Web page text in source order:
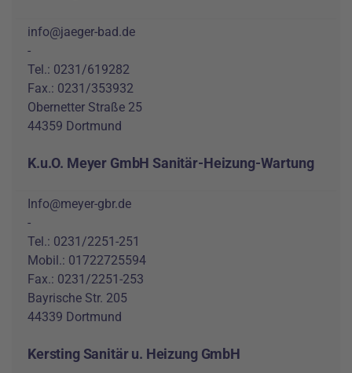
info@jaeger-bad.de
-
Tel.: 0231/619282
Fax.: 0231/353932
Obernetter Straße 25
44359 Dortmund
K.u.O. Meyer GmbH Sanitär-Heizung-Wartung
Info@meyer-gbr.de
-
Tel.: 0231/2251-251
Mobil.: 01722725594
Fax.: 0231/2251-253
Bayrische Str. 205
44339 Dortmund
Kersting Sanitär u. Heizung GmbH